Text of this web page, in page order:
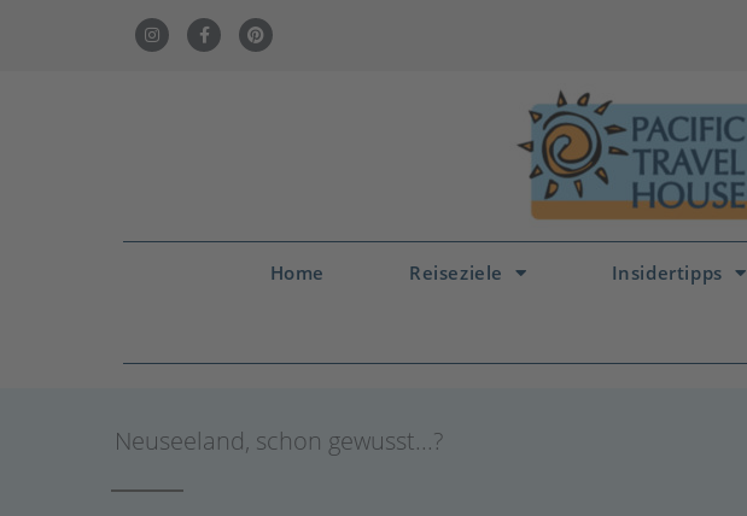
Home Reiseziele Insidertipps
Neuseeland, schon gewusst...?